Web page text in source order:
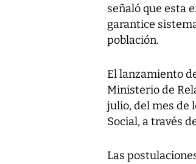
señaló que esta
garantice
población.
El lanzamiento
Ministerio de
julio, del mes de
Social, a través
Las